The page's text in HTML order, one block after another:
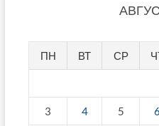
ПН ВТ СР
3 4 5 6